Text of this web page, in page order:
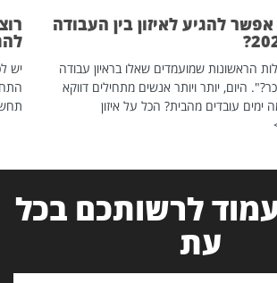
להגיע לאיזון בין העבודה
הראשונות שמועמדים שאלו בראיון עבודה
היום, יותר ויותר אנשים מתחילים דווקא
עובדים מהבית? הכל על איזון
יש
לרשותכם בכל
עת